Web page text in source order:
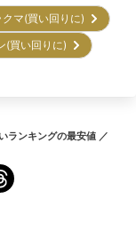
クマ(買い回りに)
(買い回りに)
ランキングの最安値 ／